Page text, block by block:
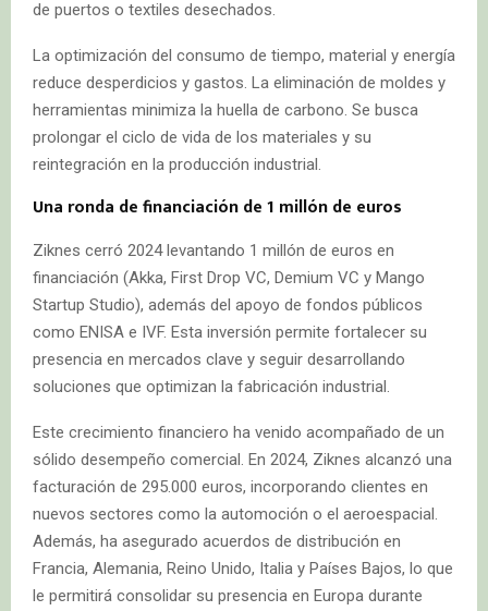
de puertos o textiles desechados.
La optimización del consumo de tiempo, material y energía
reduce desperdicios y gastos. La eliminación de moldes y
herramientas minimiza la huella de carbono. Se busca
prolongar el ciclo de vida de los materiales y su
reintegración en la producción industrial.
Una ronda de financiación de 1 millón de euros
Ziknes cerró 2024 levantando 1 millón de euros en
financiación (Akka, First Drop VC, Demium VC y Mango
Startup Studio), además del apoyo de fondos públicos
como ENISA e IVF. Esta inversión permite fortalecer su
presencia en mercados clave y seguir desarrollando
soluciones que optimizan la fabricación industrial.
Este crecimiento financiero ha venido acompañado de un
sólido desempeño comercial. En 2024, Ziknes alcanzó una
facturación de 295.000 euros, incorporando clientes en
nuevos sectores como la automoción o el aeroespacial.
Además, ha asegurado acuerdos de distribución en
Francia, Alemania, Reino Unido, Italia y Países Bajos, lo que
le permitirá consolidar su presencia en Europa durante